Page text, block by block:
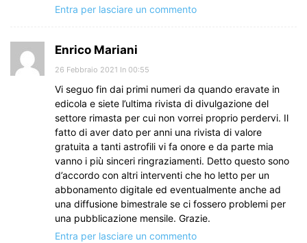
Entra per lasciare un commento
Enrico Mariani
26 Febbraio 2021 In 00:55
Vi seguo fin dai primi numeri da quando eravate in
edicola e siete l’ultima rivista di divulgazione del
settore rimasta per cui non vorrei proprio perdervi. Il
fatto di aver dato per anni una rivista di valore
gratuita a tanti astrofili vi fa onore e da parte mia
vanno i più sinceri ringraziamenti. Detto questo sono
d’accordo con altri interventi che ho letto per un
abbonamento digitale ed eventualmente anche ad
una diffusione bimestrale se ci fossero problemi per
una pubblicazione mensile. Grazie.
Entra per lasciare un commento